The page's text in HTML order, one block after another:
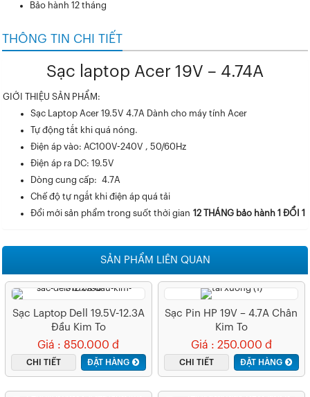
Bảo hành 12 tháng
THÔNG TIN CHI TIẾT
Sạc laptop Acer 19V – 4.74A
GIỚI THIỆU SẢN PHẨM:
Sạc Laptop Acer 19.5V 4.7A Dành cho máy tính Acer
Tự động tắt khi quá nóng.
Điện áp vào: AC100V-240V , 50/60Hz
Điện áp ra DC: 19.5V
Dòng cung cấp: 4.7A
Chế độ tự ngắt khi điện áp quá tải
Đổi mới sản phẩm trong suốt thời gian 12 THÁNG bảo hành 1 ĐỔI 1
SẢN PHẨM LIÊN QUAN
Sạc Laptop Dell 19.5V-12.3A
Đầu Kim To
Giá : 850.000 đ
CHI TIẾT ĐẶT HÀNG
Sạc Pin HP 19V – 4.7A Chân
Kim To
Giá : 250.000 đ
CHI TIẾT ĐẶT HÀNG